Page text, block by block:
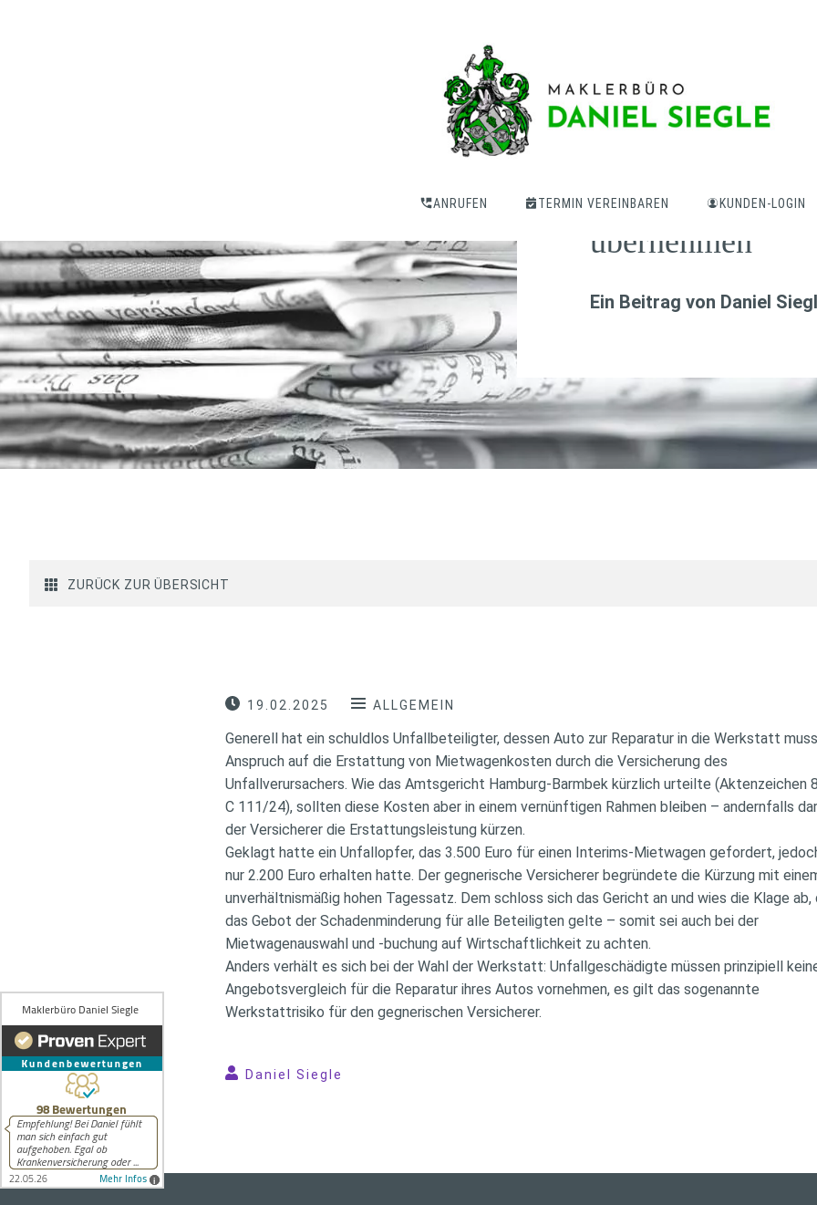
ANRUFEN TERMIN VEREINBAREN KUNDEN-LOGIN
übernehmen
Ein Beitrag von Daniel
ZURÜCK ZUR ÜBERSICHT
19.02.2025 ALLGEMEIN
Generell hat ein schuldlos Unfallbeteiligter, dessen Auto zur Reparatur in die Werkstatt
Anspruch auf die Erstattung von Mietwagenkosten durch die Versicherung des
Unfallverursachers. Wie das Amtsgericht Hamburg-Barmbek kürzlich urteilte (Aktenzeichen
C 111/24), sollten diese Kosten aber in einem vernünftigen Rahmen bleiben – andernfalls
der Versicherer die Erstattungsleistung kürzen.
Geklagt hatte ein Unfallopfer, das 3.500 Euro für einen Interims-Mietwagen gefordert,
nur 2.200 Euro erhalten hatte. Der gegnerische Versicherer begründete die Kürzung mit
unverhältnismäßig hohen Tagessatz. Dem schloss sich das Gericht an und wies die Klage ab,
das Gebot der Schadenminderung für alle Beteiligten gelte – somit sei auch bei der
Mietwagenauswahl und -buchung auf Wirtschaftlichkeit zu achten.
Anders verhält es sich bei der Wahl der Werkstatt: Unfallgeschädigte müssen prinzipiell
Angebotsvergleich für die Reparatur ihres Autos vornehmen, es gilt das sogenannte
Werkstattrisiko für den gegnerischen Versicherer.
Daniel Siegle